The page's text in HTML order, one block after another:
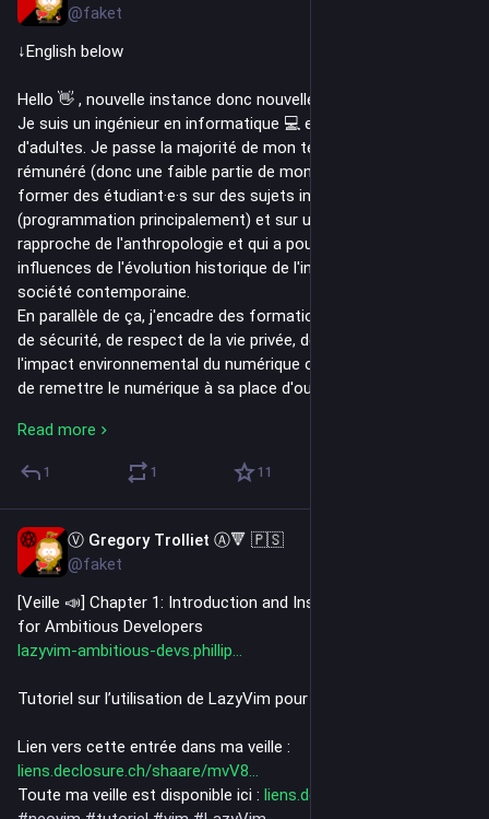
@faket
↓English below
Hello 👋 , nouvelle instance donc nouvelle
Je suis un ingénieur en informatique 💻 et un formateur
d'adultes. Je passe la majorité de mon temps de travail
rémunéré (donc une faible partie de mon temps au final) à
former des étudiant·e·s sur des sujets informatiques
(programmation principalement) et sur un cours qui se
rapproche de l'anthropologie et qui a pour objectif d'étudier les
influences de l'évolution historique de l'informatique sur notre
société contemporaine.
En parallèle de ça, j'encadre des formations sur des questions
de sécurité, de respect de la vie privée, de sensibilisation à
l'impact environnemental du numérique ou encore dans le but
de remettre le numérique à sa place d'outil.
des Ceméa, militant de gauche radicale à tendance anarcho-
syndicaliste, et évidemment militant antispéciste. En ce
moment j’essaie de comprendre pourquoi la quasi-totalité des
luttes ont des œillères énormes sur la question de
l’exploitation animale.
Je pouet majoritairement en français, mais je réagis en anglais
également.
→ English here
my paid working time (so a small part of my time in the end)
teaching students on IT subjects (mainly programming) and
on a course that is closer to anthropology and which aims to
Read more
1 1 11
Ⓥ Gregory Trolliet Ⓐ🔻 🇵🇸
@faket
[Veille 📣] Chapter 1: Introduction and Installation - LazyVim
for Ambitious Developers
lazyvim-ambitious-devs.phillip
Tutoriel sur l’utilisation de LazyVim pour NeoVim.
Lien vers cette entrée dans ma veille :
liens.declosure.ch/shaare/mvV8
Toute ma veille est disponible ici : liens.declosure.ch/